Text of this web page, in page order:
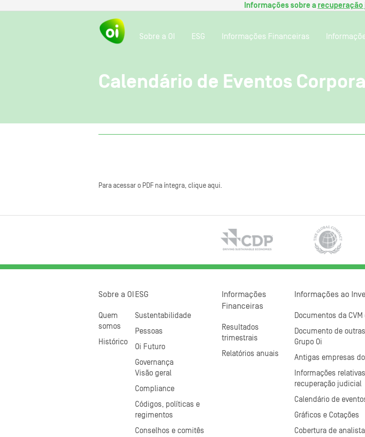
Informações sobre a recuperação
Sobre a OI ESG Informações Financeiras
Calendário de Eventos
Para acessar o PDF na íntegra, clique aqui.
Sobre a OI
Quem
somos
Histórico
ESG
Sustentabilidade
Pessoas
Oi Futuro
Governança
Visão geral
Compliance
Códigos, políticas e
regimentos
Conselhos e comitês
Informações
Financeiras
Resultados
trimestrais
Relatórios anuais
Informações ao
Documentos da CVM
Documento de
Grupo Oi
Antigas empresas
Informações
recuperação judicial
Calendário de
Gráficos e Cotações
Cobertura de